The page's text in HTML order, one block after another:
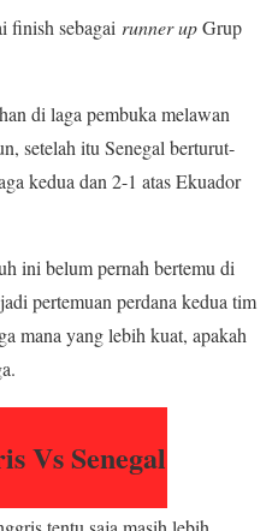
finish sebagai runner upGrup
di laga pembuka melawan
setelah itu Senegal berturut-
kedua dan 2-1 atas Ekuador
ini belum pernah bertemu di
pertemuan perdana kedua tim
mana yang lebih kuat, apakah
Vs Senegal